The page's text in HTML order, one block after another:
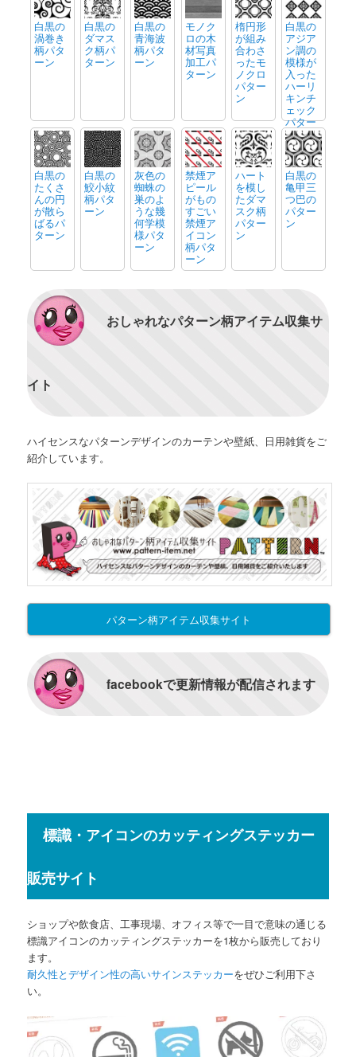
白黒の
渦巻き
柄パタ
ーン
白黒の
ダマス
ク柄パ
ターン
白黒の
青海波
柄パタ
ーン
モノク
ロの木
材写真
加工パ
ターン
楕円形
が組み
合わさ
ったモ
ノクロ
パター
ン
白黒の
アジア
ン調の
模様が
入った
ハーリ
キンチ
ェック
パター
ン
白黒の
たくさ
んの円
が散ら
ばるパ
ターン
白黒の
鮫小紋
柄パタ
ーン
灰色の
蜘蛛の
巣のよ
うな幾
何学模
様パタ
ーン
禁煙ア
ピール
がもの
すごい
禁煙ア
イコン
柄パタ
ーン
ハート
を模し
たダマ
スク柄
パター
ン
白黒の
亀甲三
つ巴の
パター
ン
おしゃれなパターン柄アイテム収集サ
イト
ハイセンスなパターンデザインのカーテンや壁紙、日用雑貨をご
紹介しています。
パターン柄アイテム収集サイト
facebookで更新情報が配信されます
標識・アイコンのカッティングステッカー
販売サイト
ショップや飲食店、工事現場、オフィス等で一目で意味の通じる
標識アイコンのカッティングステッカーを1枚から販売しており
ます。
耐久性とデザイン性の高いサインステッカーをぜひご利用下さ
い。